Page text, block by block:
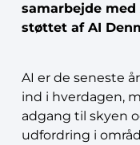
samarbejde
støttet af AI
AI er de seneste
ind i hverdagen,
adgang til skyen
udfordring i